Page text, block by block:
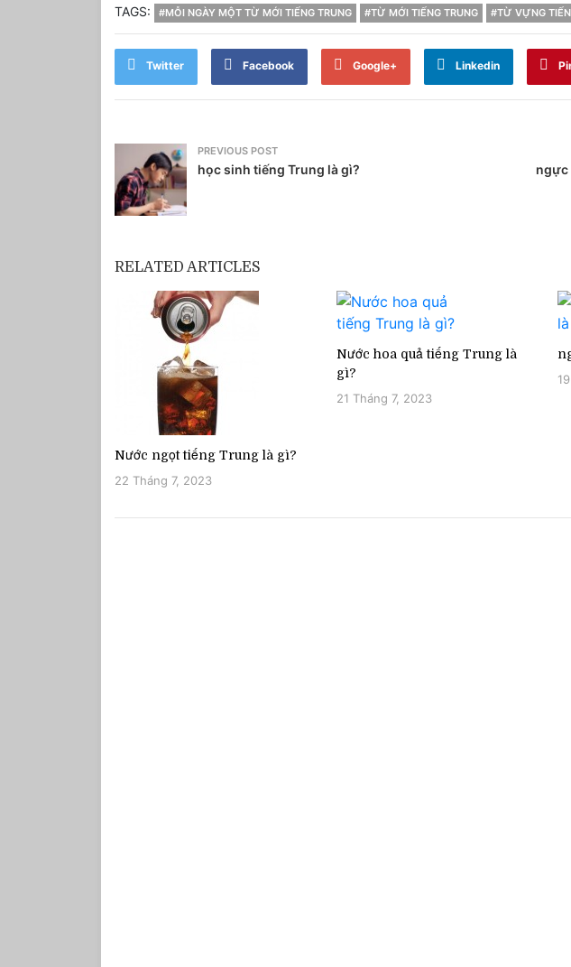
TAGS: #MỖI NGÀY MỘT TỪ MỚI TIẾNG TRUNG #TỪ MỚI TIẾNG TRUNG #TỪ VỰNG
Twitter Facebook Google+ Linkedin
PREVIOUS POST
học sinh tiếng Trung là gì? ngực
RELATED ARTICLES
Nước ngọt tiếng Trung là gì?
22 Tháng 7, 2023
Nước hoa quả tiếng Trung là
gì?
21 Tháng 7, 2023